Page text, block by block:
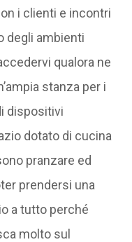
i clienti e incontri
degli ambienti
qualora ne
stanza per i
dispositivi
dotato di cucina
pranzare ed
prendersi una
a tutto perché
molto sul